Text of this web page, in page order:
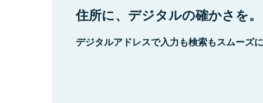
住所に、デジタルの確かさを。
デジタルアドレスで入力も検索もスムーズ